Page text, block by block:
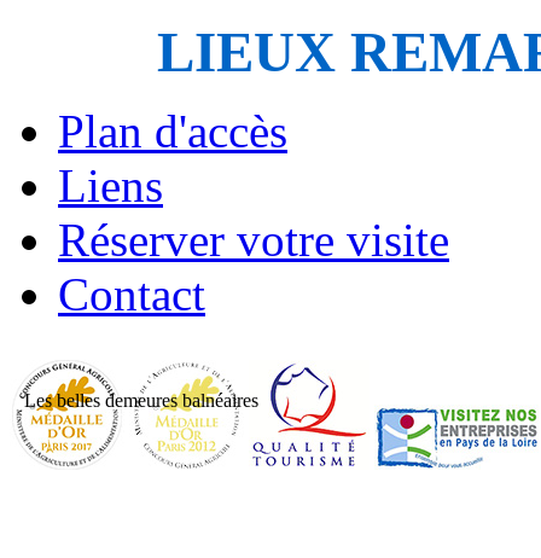
LIEUX
Les belles demeures balnéaires
Plan d'accès
Liens
Réserver votre visite
Contact